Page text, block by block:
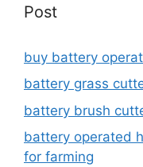
Post
buy battery
battery grass
battery brush
battery operated
for farming